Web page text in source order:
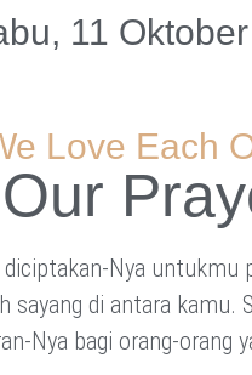
11
Love Each
Our
Nya
sayang di antara kamu.
Nya bagi orang-orang